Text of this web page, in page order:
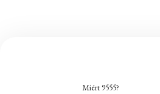
Miért 9555?